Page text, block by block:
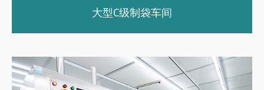
大型C级制袋车间